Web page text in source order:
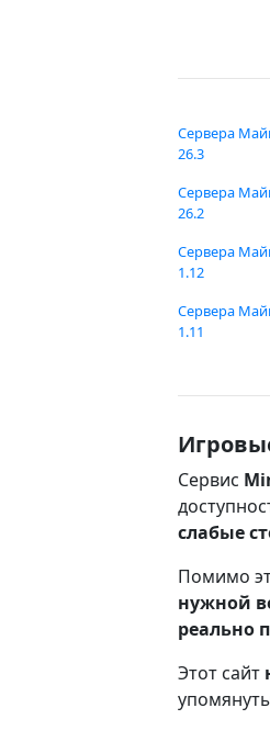
Сервера
26.3
Сервера
26.2
Сервера
1.12
Сервера
1.11
Сервис
слабые
Помимо
нужной
реально
Этот сайт